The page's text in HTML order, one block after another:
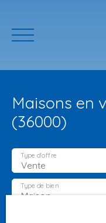
ACCUEIL
Maisons en
(36000)
Vente
Type d'offre
Maison
Type de bien